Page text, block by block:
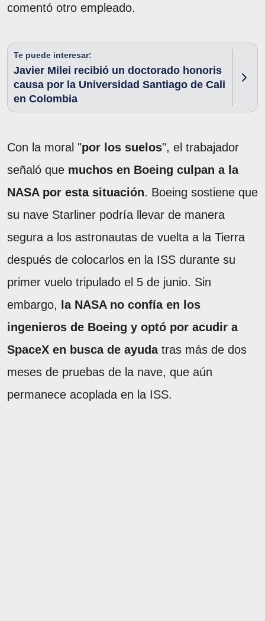
comentó otro empleado.
Te puede interesar:
Javier Milei recibió un doctorado honoris
causa por la Universidad Santiago de Cali
en Colombia
Con la moral "por los suelos", el trabajador
señaló que muchos en Boeing culpan a la
NASA por esta situación. Boeing sostiene que
su nave Starliner podría llevar de manera
segura a los astronautas de vuelta a la Tierra
después de colocarlos en la ISS durante su
primer vuelo tripulado el 5 de junio. Sin
embargo,
la NASA no confía en los
ingenieros de Boeing y optó por acudir a
SpaceX en busca de ayudatras más de dos
meses de pruebas de la nave, que aún
permanece acoplada en la ISS.